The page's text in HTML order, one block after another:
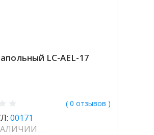
LC-AEL-17
( 0 отзывов )
00171